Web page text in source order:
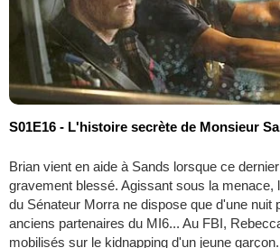
S01E16 - L'histoire secrète de Monsieur
Brian vient en aide à Sands lorsque ce
gravement blessé. Agissant sous la menace,
du Sénateur Morra ne dispose que d'une nuit
anciens partenaires du MI6... Au FBI,
mobilisés sur le kidnapping d'un jeune garçon.